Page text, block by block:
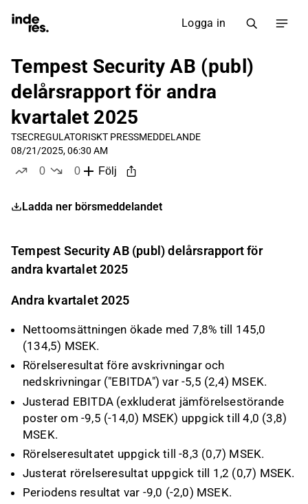
Logga in
Tempest Security AB (publ)
delårsrapport för andra
kvartalet 2025
TSECREGULATORISKT PRESSMEDDELANDE
08/21/2025, 06:30 AM
0
0
Följ
Ladda ner börsmeddelandet
Tempest Security AB (publ) delårsrapport för
andra kvartalet 2025
Andra kvartalet 2025
Nettoomsättningen ökade med 7,8% till 145,0
(134,5) MSEK.
Rörelseresultat före avskrivningar och
nedskrivningar ("EBITDA") var -5,5 (2,4) MSEK.
Justerad EBITDA (exkluderat jämförelsestörande
poster om -9,5 (-14,0) MSEK) uppgick till 4,0 (3,8)
MSEK.
Rörelseresultatet uppgick till -8,3 (0,7) MSEK.
Justerat rörelseresultat uppgick till 1,2 (0,7) MSEK.
Periodens resultat var -9,0 (-2,0) MSEK.